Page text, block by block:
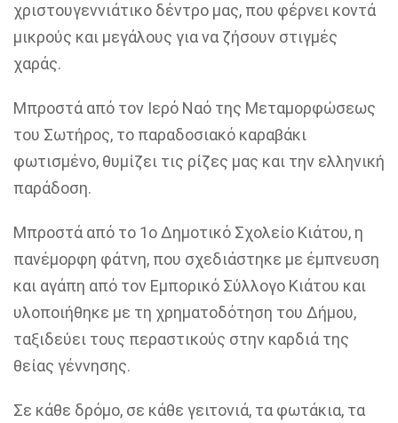
χριστουγεννιάτικο δέντρο μας, που φέρνει κοντά
μικρούς και μεγάλους για να ζήσουν στιγμές
χαράς.
Μπροστά από τον Ιερό Ναό της Μεταμορφώσεως
του Σωτήρος, το παραδοσιακό καραβάκι
φωτισμένο, θυμίζει τις ρίζες μας και την ελληνική
παράδοση.
Μπροστά από το 1ο Δημοτικό Σχολείο Κιάτου, η
πανέμορφη φάτνη, που σχεδιάστηκε με έμπνευση
και αγάπη από τον Εμπορικό Σύλλογο Κιάτου και
υλοποιήθηκε με τη χρηματοδότηση του Δήμου,
ταξιδεύει τους περαστικούς στην καρδιά της
θείας γέννησης.
Σε κάθε δρόμο, σε κάθε γειτονιά, τα φωτάκια, τα